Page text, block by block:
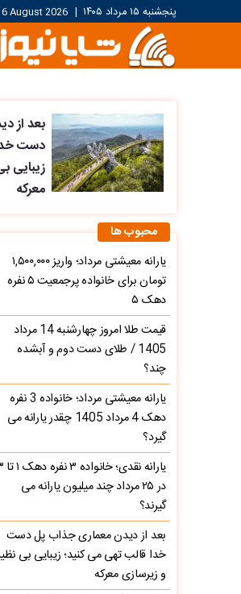
پنجشنبه ۱۵ مرداد ۱۴۰۵ |
6 August 2026
بعد از
دست
زیبایی
معرکه
محبوب ها
یارانه معیشتی مرداد؛ واریز ۱,۵۰۰,۰۰۰
تومان برای خانواده پرجمعیت ۵ نفره
دهک ۵
قیمت طلا امروز چهارشنبه 14 مرداد
1405 / طلای دست دوم و آبشده
چند؟
یارانه معیشتی مرداد؛ خانواده 3 نفره
دهک 4 مرداد 1405 چقدر یارانه می
گیرد؟
یارانه
در ۲۵ مرداد چند میلیون یارانه می
گیرند؟
بعد از دیدن معماری جذاب پل دست
خدا قالب تهی می کنید؛ زیبایی بی
و زیرسازی معرکه